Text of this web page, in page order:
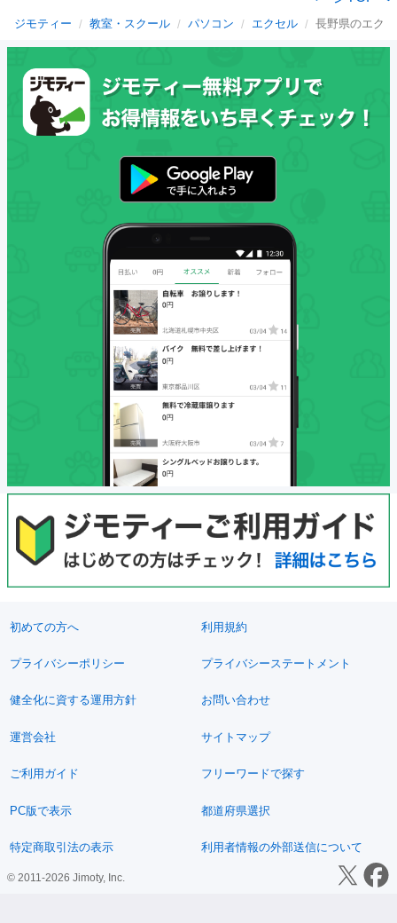
ジモティー 教室・スクール パソコン エクセル 長野県のエク
初めての方へ 利用規約
プライバシーポリシー プライバシーステートメント
健全化に資する運用方針 お問い合わせ
運営会社 サイトマップ
ご利用ガイド フリーワードで探す
PC版で表示 都道府県選択
特定商取引法の表示 利用者情報の外部送信について
© 2011-2026 Jimoty, Inc.